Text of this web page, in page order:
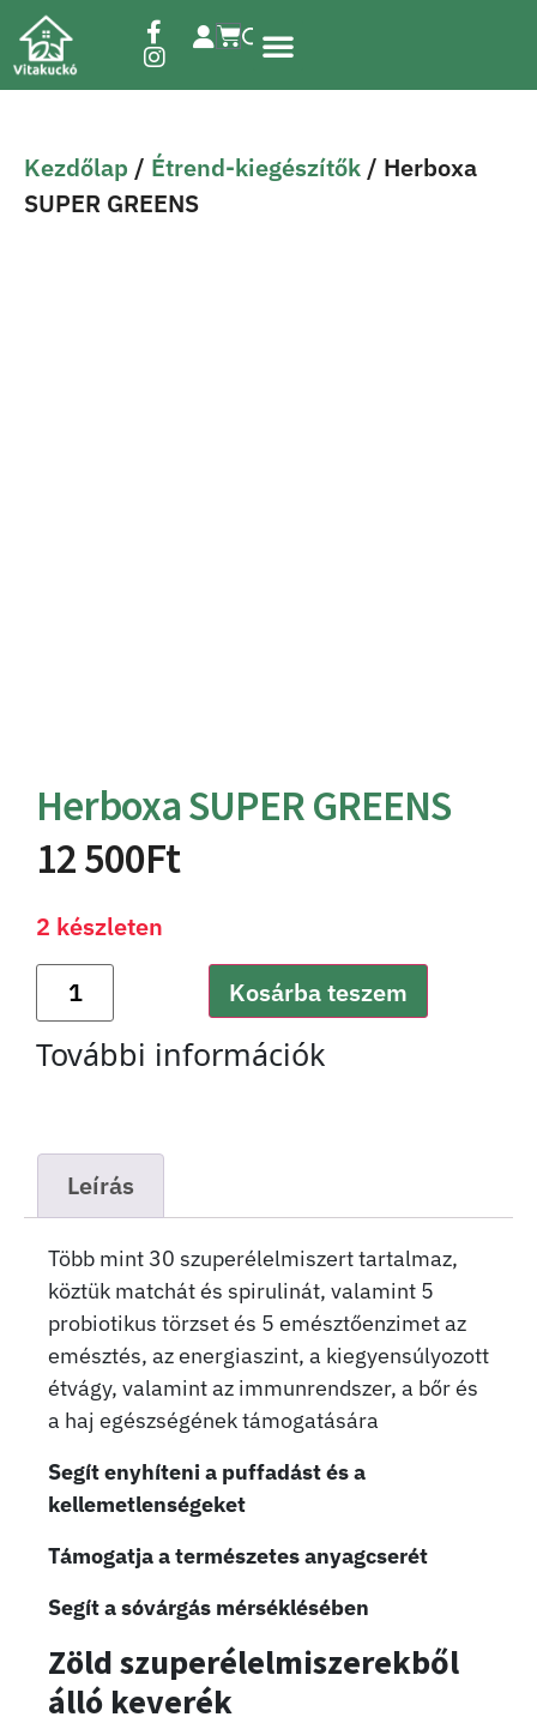
Kezdőlap / Étrend-kiegészítők / Herboxa
SUPER GREENS
Herboxa SUPER GREENS
12 500Ft
2 készleten
Kosárba teszem
További információk
Leírás
Több mint 30 szuperélelmiszert tartalmaz,
köztük matchát és spirulinát, valamint 5
probiotikus törzset és 5 emésztőenzimet az
emésztés, az energiaszint, a kiegyensúlyozott
étvágy, valamint az immunrendszer, a bőr és
a haj egészségének támogatására
Segít enyhíteni a puffadást és a
kellemetlenségeket
Támogatja a természetes anyagcserét
Segít a sóvárgás mérséklésében
Zöld szuperélelmiszerekből
álló keverék